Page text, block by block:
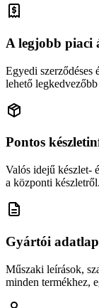
A legjobb piaci
Egyedi szerződéses
lehető
Pontos
Valós idejű készlet-
a központi készletről.
Gyártói
Műszaki leírások,
minden termékhez,